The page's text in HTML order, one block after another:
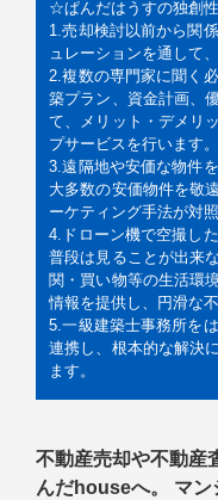
☆ぱんだはうすの独創
1.売却検討以前から関
ュレーションを通して
2.複数の専門家に聞く
築プラン、資金計画、
て、メリット・デメリ
プサービスを行います。
3.遠隔地や安価な物件
大多数の安価物件を敬
ーケティング手法が対
4.ドローン機で空撮し
普段は見ることが出来
関・買い物等の生活環
情報を提供し、円滑な
5.一級建築士事務所を
連携し、根本的な解決
ます。
不動産売却や不動産
んだhouseへ。 マン